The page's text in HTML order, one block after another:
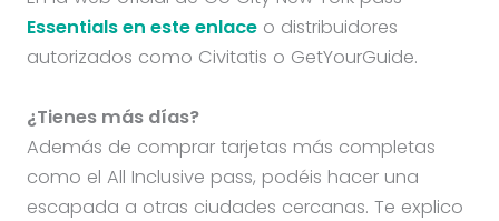
Essentials en este enlaceo distribuidores
autorizados como Civitatis o GetYourGuide.
¿Tienes más días?
Además de comprar tarjetas más completas
como el All Inclusive pass, podéis hacer una
escapada a otras ciudades cercanas. Te explico